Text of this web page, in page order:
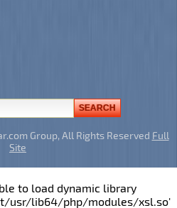
Group, All Rights Reserved Full
Site
to load dynamic library
usr/lib64/php/modules/xsl.so'